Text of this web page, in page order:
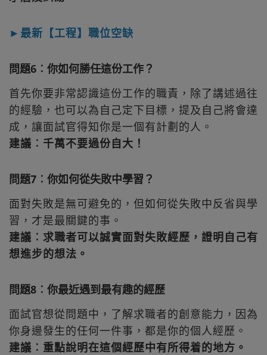
►最新【工程】職位空缺
問題6︰你如何勝任這份工作？
首先你要非常認識這份工作的職責，除了講述過往
的經驗，也可以為自己定下目標，提及自己將會達
成，讓面試官得知你是一個有計劃的人。
建議︰千萬不要過份自大！
問題7︰你如何從失敗中學習？
面對失敗是無可避免的，但如何從失敗中反省與學
習，才是最關鍵的事。
建議︰求職者可以誠實面對失敗經歷，證明自己有
想進步的想法。
問題8︰你最近遇到最有趣的經歷
面試官想從問題中，了解求職者的創意能力，因為
你身邊發生的任何一件事，都是你的個人經歷。
建議︰重點說明在這個經歷中有所得着的地方。